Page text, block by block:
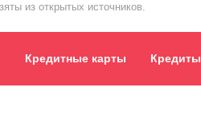
из открытых источников.
Кредитные карты Кредиты